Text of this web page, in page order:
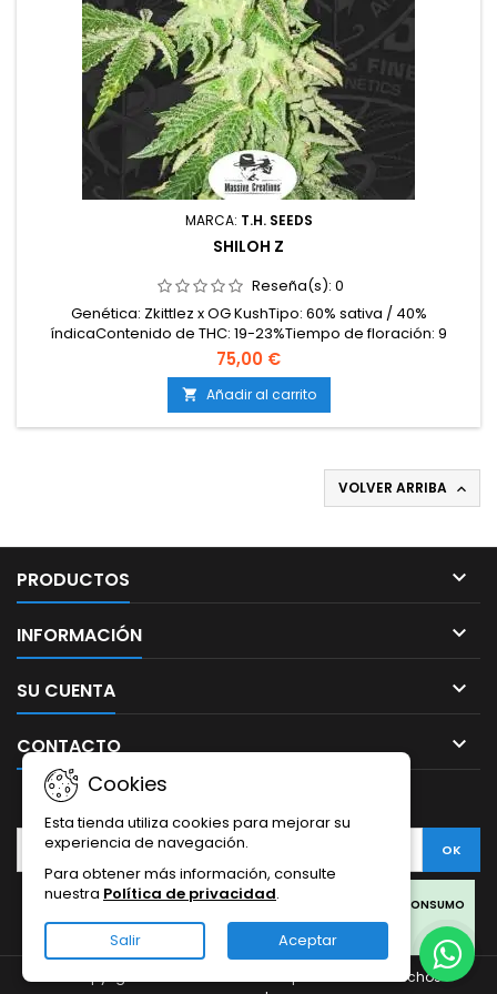
MARCA: T.H. SEEDS
SHILOH Z
Reseña(s): 0
Genética: Zkittlez x OG KushTipo: 60% sativa / 40%
índicaContenido de THC: 19-23%Tiempo de floración: 9
semanas en interiorCosecha en exterior: Principios de
octubreProducción en interior: hasta 600 g/m²Producción en
exterior: 650 g/plantaAltura: 120-160 cm en interior; hasta 220
cm en exteriorAromas y sabores: Caramelos...
75,00 €
 Añadir al carrito
VOLVER ARRIBA 
PRODUCTOS 
INFORMACIÓN 
SU CUENTA 
CONTACTO 
Cookies
Esta tienda utiliza cookies para mejorar su
experiencia de navegación.
Para obtener más información, consulte
nuestra Política de privacidad.
Salir Aceptar
Facebook
Twitter
Rss LinkedIn
LOS PRODUCTOS SON SOLO PARA COLECCIONISMO Y NO PARA CONSUMO
LOS PRODUCTOS DE CBD OFERTADOS EN ESTA WEB PROVIENEN DEL
© Copyright 2026 Sativa Grow Shop. Todos los derechos